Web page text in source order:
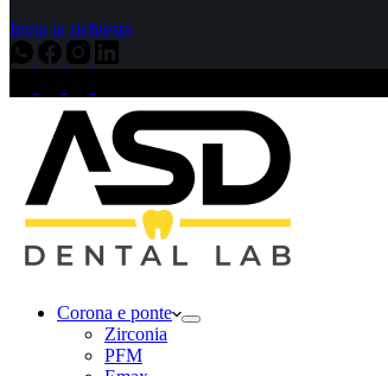
Invia la richiesta
Corona e ponte
Zirconia
PFM